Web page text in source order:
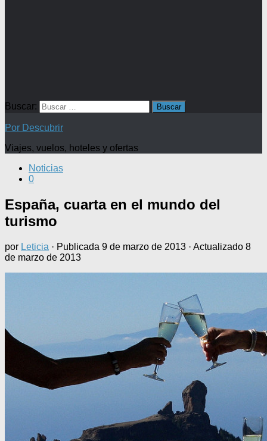
Buscar:
Por Descubrir
Viajes, vuelos, hoteles y ofertas
Noticias
0
España, cuarta en el mundo del
turismo
por Leticia · Publicada 9 de marzo de 2013 · Actualizado 8
de marzo de 2013